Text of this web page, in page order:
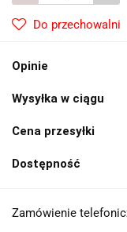
Do przechowalni
Opinie
Wysyłka w ciągu
Cena przesyłki
Dostępność
Zamówienie